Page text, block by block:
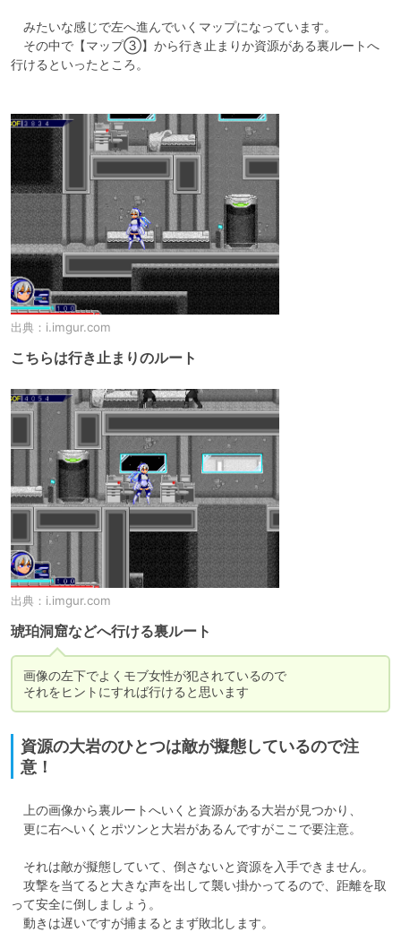
みたいな感じで左へ進んでいくマップになっています。
その中で【マップ③】から行き止まりか資源がある裏ルートへ
行けるといったところ。
出典： i.imgur.com
こちらは行き止まりのルート
出典： i.imgur.com
琥珀洞窟などへ行ける裏ルート
画像の左下でよくモブ女性が犯されているので
それをヒントにすれば行けると思います
資源の大岩のひとつは敵が擬態しているので注
意！
上の画像から裏ルートへいくと資源がある大岩が見つかり、
更に右へいくとポツンと大岩があるんですがここで要注意。
それは敵が擬態していて、倒さないと資源を入手できません。
攻撃を当てると大きな声を出して襲い掛かってるので、距離を取
って安全に倒しましょう。
動きは遅いですが捕まるとまず敗北します。